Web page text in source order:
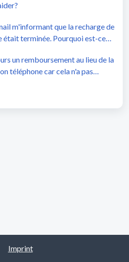
m'informant que la recharge de
était terminée. Pourquoi est-ce
un remboursement au lieu de la
téléphone car cela n'a pas
Imprint